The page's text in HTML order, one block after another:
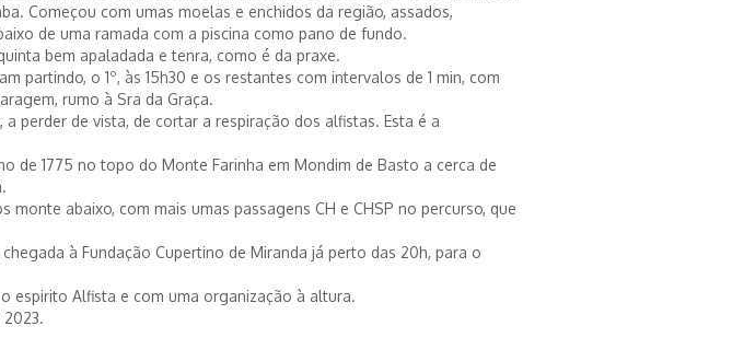
Começou com umas moelas e enchidos da região, assados,
de uma ramada com a piscina como pano de fundo.
bem apaladada e tenra, como é da praxe.
o 1º, às 15h30 e os restantes com intervalos de 1 min, com
rumo à Sra da Graça.
perder de vista, de cortar a respiração dos alfistas. Esta é a
de 1775 no topo do Monte Farinha em Mondim de Basto a cerca de
abaixo, com mais umas passagens CH e CHSP no percurso, que
à Fundação Cupertino de Miranda já perto das 20h, para o
espirito Alfista e com uma organização à altura.